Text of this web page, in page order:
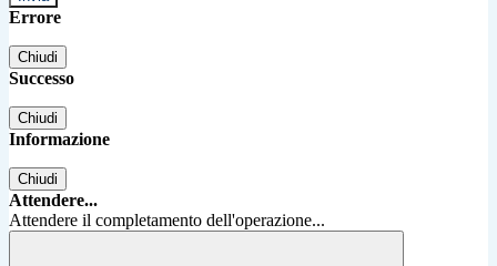
Errore
Chiudi
Successo
Chiudi
Informazione
Chiudi
Attendere...
Attendere il completamento dell'operazione...